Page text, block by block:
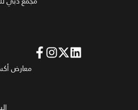
معارض